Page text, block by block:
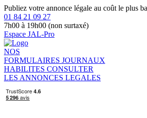
Publiez votre annonce légale au coût le plus
01 84 21 09 27
7h00 à 19h00 (non surtaxé)
Espace JAL-Pro
NOS
FORMULAIRES JOURNAUX
HABILITES CONSULTER
LES ANNONCES LEGALES